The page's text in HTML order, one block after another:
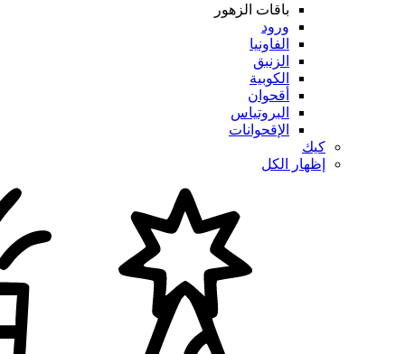
باقات الزهور
ورود
الفاونيا
الزنبق
الكوبية
أقحوان
البروتياس
الإقحوانات
كيك
إظهار الكل